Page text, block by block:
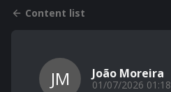
Content list
JM João Moreira
01/07/2026 01:18